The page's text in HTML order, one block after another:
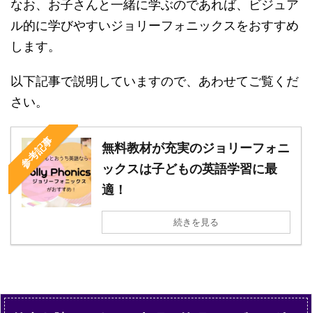
なお、お子さんと一緒に学ぶのであれば、ビジュア
ル的に学びやすいジョリーフォニックスをおすすめ
します。
以下記事で説明していますので、あわせてご覧くだ
さい。
参考記事
無料教材が充実のジョリーフォニ
ックスは子どもの英語学習に最
適！
続きを見る